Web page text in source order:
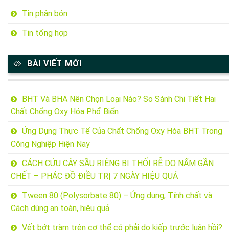
Tin phân bón
Tin tổng hợp
BÀI VIẾT MỚI
BHT Và BHA Nên Chọn Loại Nào? So Sánh Chi Tiết Hai
Chất Chống Oxy Hóa Phổ Biến
Ứng Dụng Thực Tế Của Chất Chống Oxy Hóa BHT Trong
Công Nghiệp Hiện Nay
CÁCH CỨU CÂY SẦU RIÊNG BỊ THỐI RỄ DO NẤM GẦN
CHẾT – PHÁC ĐỒ ĐIỀU TRỊ 7 NGÀY HIỆU QUẢ
Tween 80 (Polysorbate 80) – Ứng dụng, Tính chất và
Cách dùng an toàn, hiệu quả
Vết bớt tràm trên cơ thể có phải do kiếp trước luân hồi?